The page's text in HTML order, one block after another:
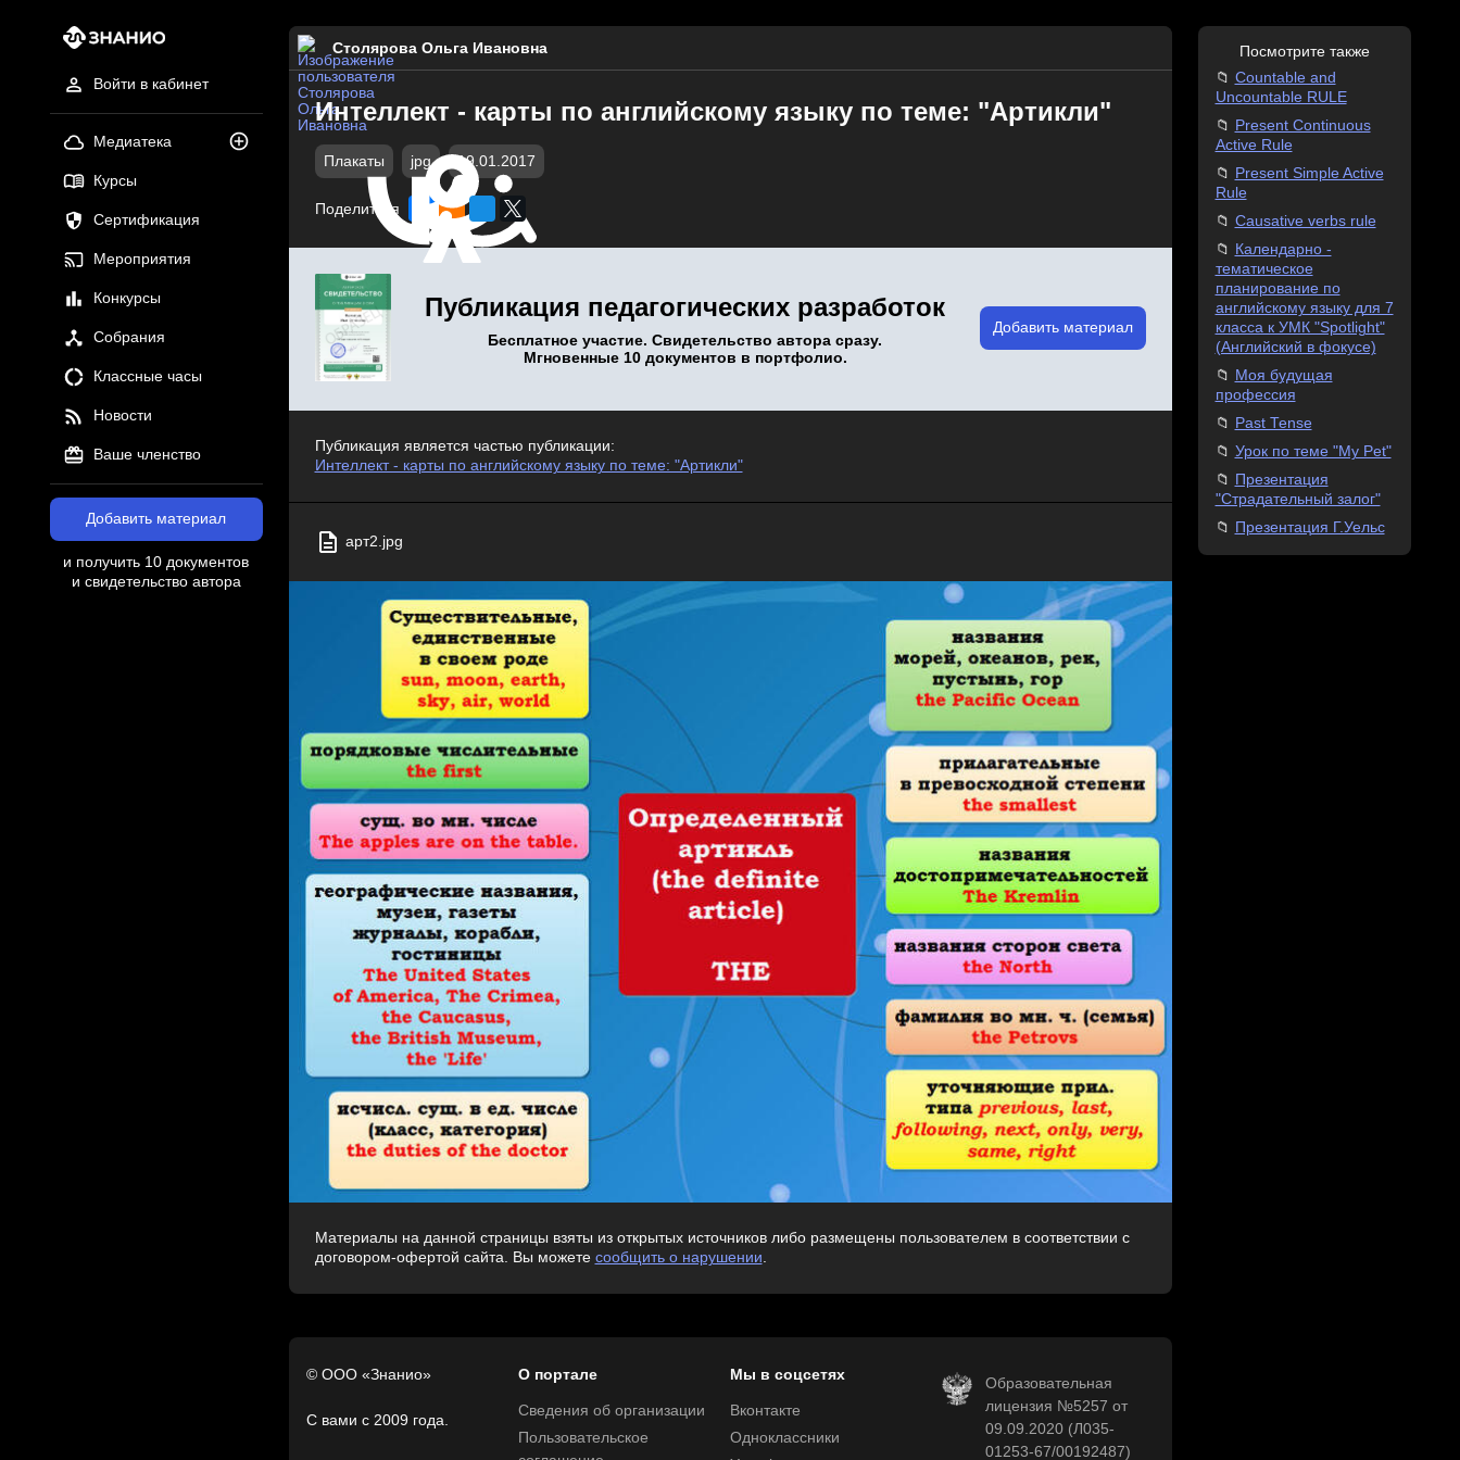
Войти в кабинет
Медиатека
Курсы
Сертификация
Мероприятия
Конкурсы
Собрания
Классные часы
Новости
Ваше членство
Добавить материал
и получить 10 документов
и свидетельство автора
Столярова Ольга Ивановна
Интеллект - карты по английскому языку по теме: "Артикли"
Плакаты jpg 19.01.2017
Поделиться
Публикация педагогических разработок
Бесплатное участие. Свидетельство автора сразу.
Мгновенные 10 документов в портфолио.
Добавить материал
Публикация является частью публикации:
Интеллект - карты по английскому языку по теме: "Артикли"
арт2.jpg
Материалы на данной страницы взяты из открытых источников либо размещены пользователем в соответствии с
договором-офертой сайта. Вы можете сообщить о нарушении
© ООО «Знанио»
С вами с 2009 года.
О портале
Сведения об организации
Пользовательское
Мы в соцсетях
Вконтакте
Одноклассники
Образовательная
лицензия №5257 от
09.09.2020 (Л035-
01253-67/00192487)
Посмотрите также
Countable and
Uncountable RULE
Present Continuous
Active Rule
Present Simple Active
Rule
Causative verbs rule
Календарно -
тематическое
планирование по
английскому языку для 7
класса к УМК "Spotlight"
(Английский в фокусе)
Моя будущая
профессия
Past Tense
Урок по теме "My Pet"
Презентация
"Страдательный залог"
Презентация Г.Уельс